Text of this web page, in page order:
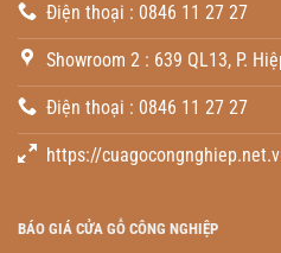
Điện thoại : 0846 11 27 27
Showroom 2 : 639 QL13, P.
Điện thoại : 0846 11 27 27
https://
BÁO GIÁ CỬA GỖ CÔNG NGHIỆP